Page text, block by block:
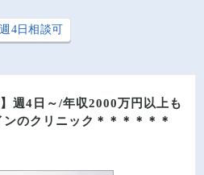
週4日相談可
週4日～/年収2000万円以上も
のクリニック＊＊＊＊＊＊